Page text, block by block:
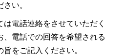
い。
は電話連絡をさせていただく
、電話での回答を希望される
をご記入ください。